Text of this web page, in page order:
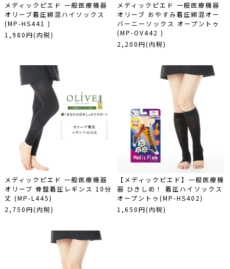
メディックピエド 一般医療機器
オリーブ着圧綿混ハイソックス
(MP-HS441 )
1,980円(内税)
メディックピエド 一般医療機器
オリーブ おやすみ着圧綿混オー
バーニーソックス オープントゥ
(MP-OV442 )
2,200円(内税)
メディックピエド 一般医療機器
オリーブ 骨盤着圧レギンス 10分
丈 (MP-L445)
2,750円(内税)
【メディックピエド】一般医療機
器 ひきしめ！ 着圧ハイソックス
オープントゥ(MP-HS402)
1,650円(内税)